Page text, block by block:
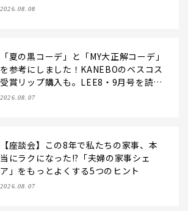
2026.08.08
「夏の黒コーデ」と「MY大正解コーデ」
を参考にしました！KANEBOのベスコス
受賞リップ購入も。LEE8・9月号を読ん
だ6人の感想【LEE100人隊のレビューvo
2026.08.07
【座談会】この8年で私たちの家事、本
当にラクになった!?「夫婦の家事シェ
ア」をもっとよくする5つのヒント
2026.08.07